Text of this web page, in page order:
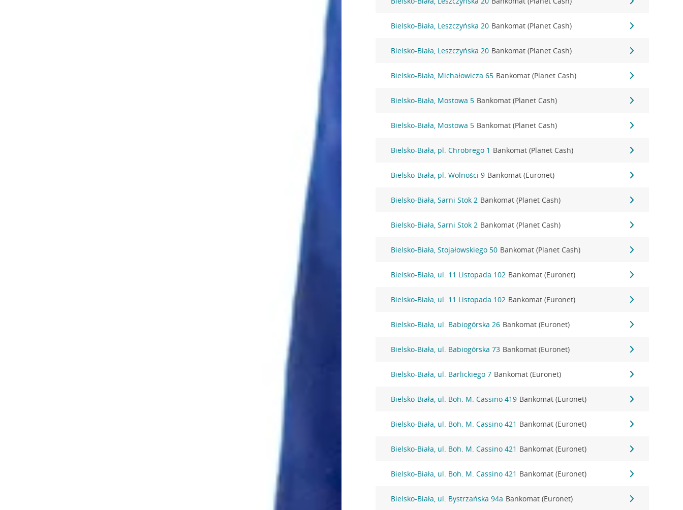
Bielsko-Biała, Leszczyńska 20 Bankomat (Planet Cash)
Bielsko-Biała, Leszczyńska 20 Bankomat (Planet Cash)
Bielsko-Biała, Michałowicza 65 Bankomat (Planet Cash)
Bielsko-Biała, Mostowa 5 Bankomat (Planet Cash)
Bielsko-Biała, Mostowa 5 Bankomat (Planet Cash)
Bielsko-Biała, pl. Chrobrego 1 Bankomat (Planet Cash)
Bielsko-Biała, pl. Wolności 9 Bankomat (Euronet)
Bielsko-Biała, Sarni Stok 2 Bankomat (Planet Cash)
Bielsko-Biała, Sarni Stok 2 Bankomat (Planet Cash)
Bielsko-Biała, Stojałowskiego 50 Bankomat (Planet Cash)
Bielsko-Biała, ul. 11 Listopada 102 Bankomat (Euronet)
Bielsko-Biała, ul. 11 Listopada 102 Bankomat (Euronet)
Bielsko-Biała, ul. Babiogórska 26 Bankomat (Euronet)
Bielsko-Biała, ul. Babiogórska 73 Bankomat (Euronet)
Bielsko-Biała, ul. Barlickiego 7 Bankomat (Euronet)
Bielsko-Biała, ul. Boh. M. Cassino 419 Bankomat (Euronet)
Bielsko-Biała, ul. Boh. M. Cassino 421 Bankomat (Euronet)
Bielsko-Biała, ul. Boh. M. Cassino 421 Bankomat (Euronet)
Bielsko-Biała, ul. Boh. M. Cassino 421 Bankomat (Euronet)
Bielsko-Biała, ul. Bystrzańska 94a Bankomat (Euronet)